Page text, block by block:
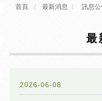
首頁 最新消息 訊息
最
2026-06-08